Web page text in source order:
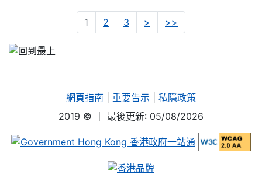
1 2 3 > Next>>
網頁指南 重要告示
私隱政策
2019 © ｜ 最後更新: 05/08/2026